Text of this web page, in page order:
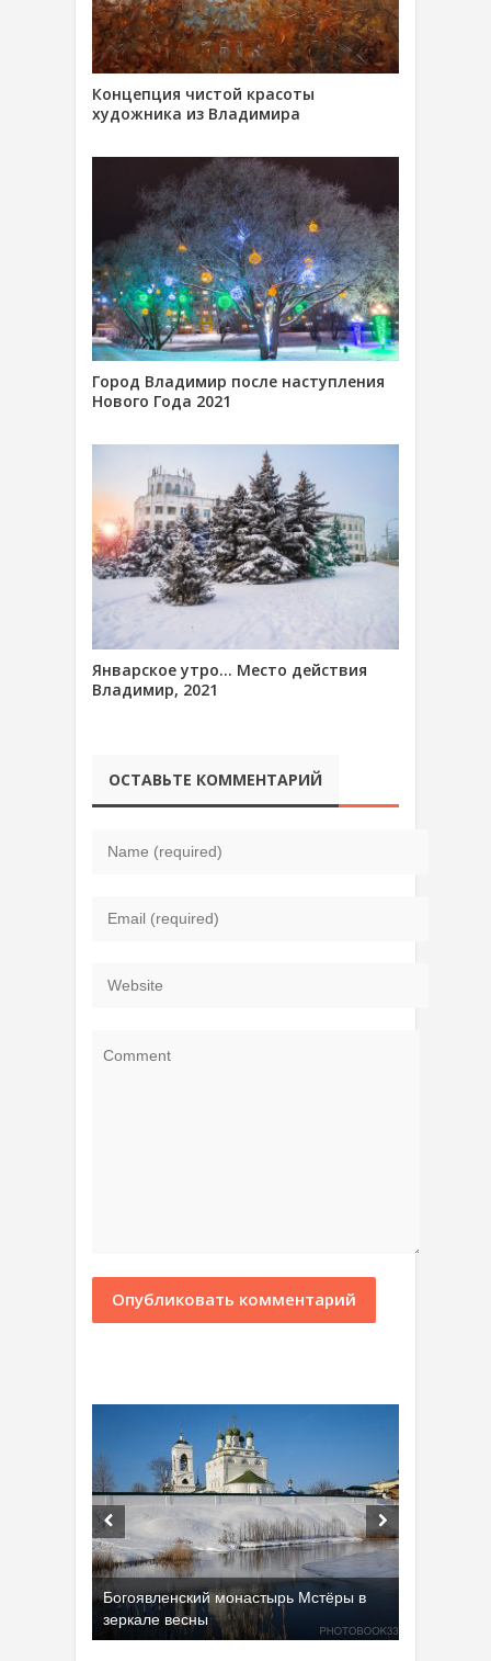
Концепция чистой красоты
художника из Владимира
Город Владимир после наступления
Нового Года 2021
Январское утро… Место действия
Владимир, 2021
ОСТАВЬТЕ КОММЕНТАРИЙ
Богоявленский монастырь Мстёры в
зеркале весны